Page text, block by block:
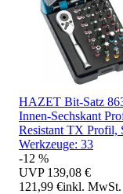
HAZET Bit-Satz
Innen-Sechskant
Resistant TX Profil,
Werkzeuge: 33
-12 %
UVP 139,08 €
121,99 €inkl. MwSt.